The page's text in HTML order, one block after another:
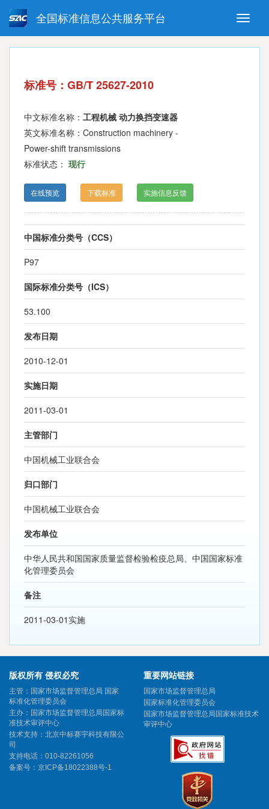
Toggle
全国标准信息公共服务平台
强制性国家标准 推荐性国家标准
指导性技术文件 (National standards in foreign
标准号：GB/T 25627-2010
中文标准名称： 工程机械 动力换挡变速器
英文标准名称：Construction machinery -
Power-shift transmissions
标准状态： 现行
在线预览 下载标准 实施信息反馈
中国标准分类号（CCS）
P97
国际标准分类号（ICS）
53.100
发布日期
2010-12-01
实施日期
2011-03-01
主管部门
中国机械工业联合会
归口部门
中国机械工业联合会
发布单位
中华人民共和国国家质量监督检验检疫总局、中国国家标准
化管理委员会
备注
2011-03-01实施
版权所有 侵权必究
主管：国家市场监督管理总局 国家
标准化管理委员会
主办：国家市场监督管理总局国家标
准技术审评中心
技术支持：北京中标赛宇科技有限公
司
支持电话：010-82261056
备案号： 京ICP备18022388号-1
重要网站链接
国家市场监督管理总局
国家标准化管理委员会
国家市场监督管理总局国家标准技术
审评中心